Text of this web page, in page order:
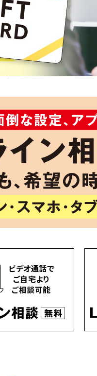
ビデオ通話で
ご自宅より
ご相談可能